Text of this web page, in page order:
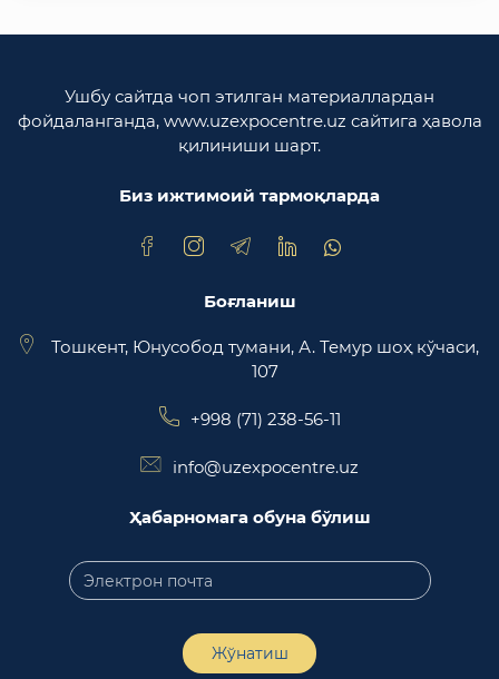
вазирлиги
Қонунчилик палатаси
Ўзбекистон Республикаси Адлия вазирлиги
Trade Uzbekistan миллий экспортбоп савдо
Ушбу сайтда чоп этилган материаллардан
фойдаланганда, www.uzexpocentre.uz сайтига ҳавола
қилиниши шарт.
Биз ижтимоий тармоқларда
Боғланиш
Тошкент, Юнусобод тумани, А. Темур шоҳ кўчаси,
107
+998 (71) 238-56-11
info@uzexpocentre.uz
Ҳабарномага обуна бўлиш
Жўнатиш